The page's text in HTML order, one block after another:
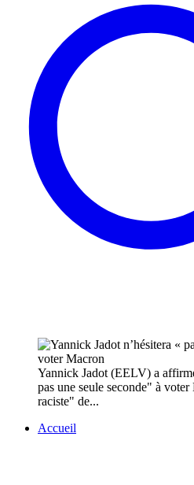
Yannick Jadot (EELV) a
pas une seule seconde" à
raciste" de...
Accueil